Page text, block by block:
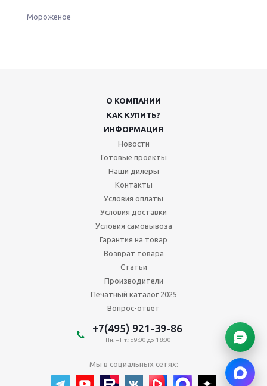
Мороженое
О КОМПАНИИ
КАК КУПИТЬ?
ИНФОРМАЦИЯ
Новости
Готовые проекты
Наши дилеры
Контакты
Условия оплаты
Условия доставки
Условия самовывоза
Гарантия на товар
Возврат товара
Статьи
Производители
Печатный каталог 2025
Вопрос-ответ
+7(495) 921-39-86
Пн. – Пт.: с 9:00 до 18:00
Мы в социальных сетях: